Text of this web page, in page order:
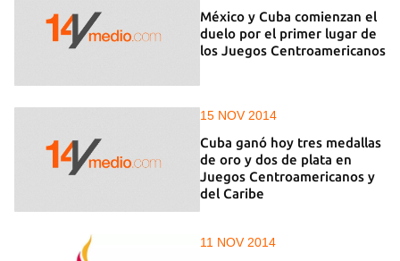
México y Cuba comienzan el
duelo por el primer lugar de
los Juegos Centroamericanos
15 NOV 2014
Cuba ganó hoy tres medallas
de oro y dos de plata en
Juegos Centroamericanos y
del Caribe
11 NOV 2014